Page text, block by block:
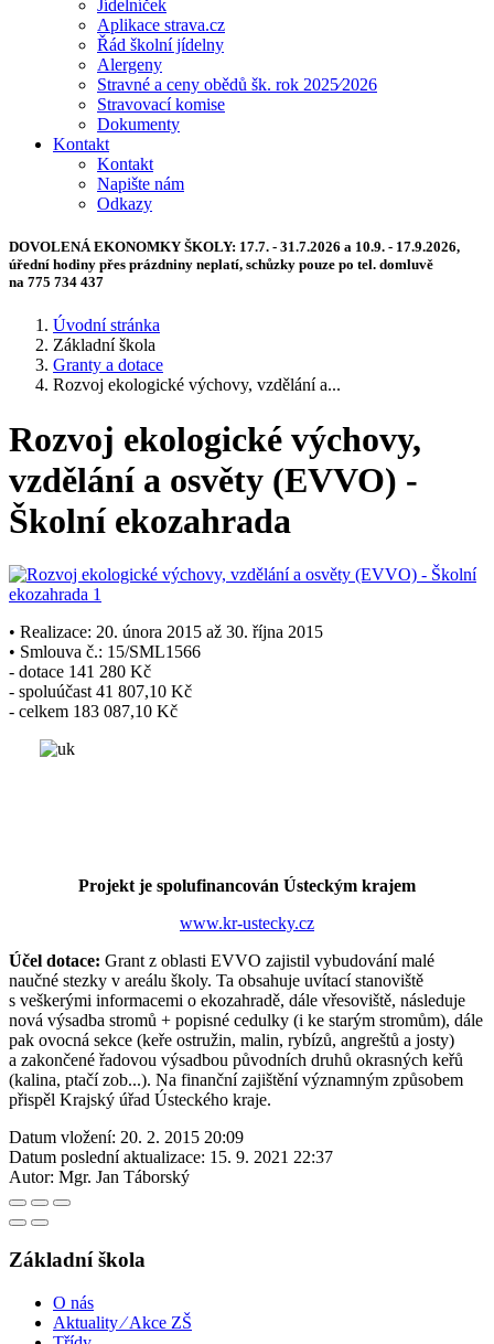
Jídelníček
Aplikace strava.cz
Řád školní jídelny
Alergeny
Stravné a ceny obědů šk. rok 2025⁄2026
Stravovací komise
Dokumenty
Kontakt
Kontakt
Napište nám
Odkazy
DOVOLENÁ EKONOMKY ŠKOLY: 17.7. - 31.7.2026 a 10.9. - 17.9.2026,
úřední hodiny přes prázdniny neplatí, schůzky pouze po tel. domluvě
na 775 734 437
Úvodní stránka
Základní škola
Granty a dotace
Rozvoj ekologické výchovy, vzdělání a...
Rozvoj ekologické výchovy,
vzdělání a osvěty (EVVO) -
Školní ekozahrada
• Realizace: 20. února 2015 až 30. října 2015
• Smlouva č.: 15/SML1566
- dotace 141 280 Kč
- spoluúčast 41 807,10 Kč
- celkem 183 087,10 Kč
Projekt je spolufinancován Ústeckým krajem
www.kr-ustecky.cz
Účel dotace: Grant z oblasti EVVO zajistil vybudování malé
naučné stezky v areálu školy. Ta obsahuje uvítací stanoviště
s veškerými informacemi o ekozahradě, dále vřesoviště, následuje
nová výsadba stromů + popisné cedulky (i ke starým stromům), dále
pak ovocná sekce (keře ostružin, malin, rybízů, angreštů a josty)
a zakončené řadovou výsadbou původních druhů okrasných keřů
(kalina, ptačí zob...). Na finanční zajištění významným způsobem
přispěl Krajský úřad Ústeckého kraje.
Datum vložení: 20. 2. 2015 20:09
Datum poslední aktualizace: 15. 9. 2021 22:37
Autor: Mgr. Jan Táborský
Základní škola
O nás
Aktuality ⁄ Akce ZŠ